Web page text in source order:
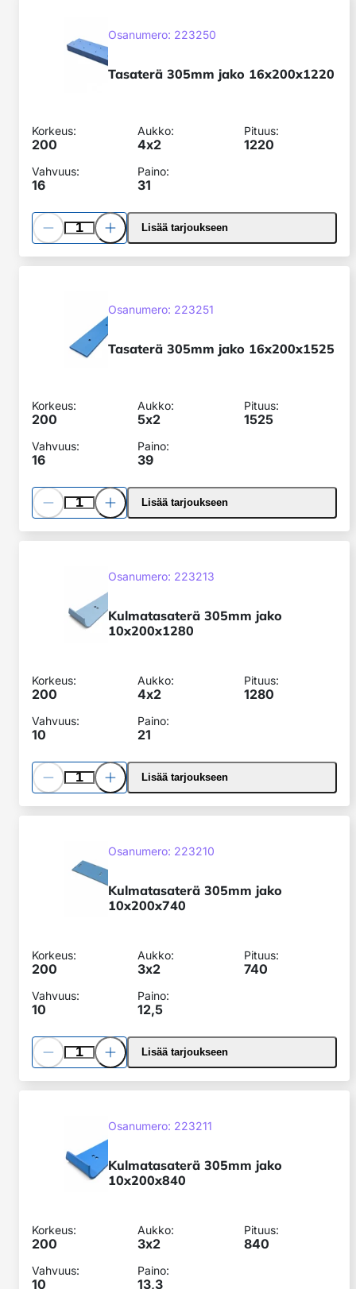
16x200x1220
SKU:
Osanumero: 223250
Tasaterä 305mm jako 16x200x1220
Korkeus:
200
Aukko:
4x2
Pituus:
1220
Vahvuus:
16
Paino:
31
Pienennä
määrää
Lisää
määrääLisää tarjoukseen
16x200x1525
SKU:
Osanumero: 223251
Tasaterä 305mm jako 16x200x1525
Korkeus:
200
Aukko:
5x2
Pituus:
1525
Vahvuus:
16
Paino:
39
Pienennä
määrää
Lisää
määrääLisää tarjoukseen
10x200x1280
SKU:
Osanumero: 223213
Kulmatasaterä 305mm jako
10x200x1280
Korkeus:
200
Aukko:
4x2
Pituus:
1280
Vahvuus:
10
Paino:
21
Pienennä
määrää
Lisää
määrääLisää tarjoukseen
10x200x740
SKU:
Osanumero: 223210
Kulmatasaterä 305mm jako
10x200x740
Korkeus:
200
Aukko:
3x2
Pituus:
740
Vahvuus:
10
Paino:
12,5
Pienennä
määrää
Lisää
määrääLisää tarjoukseen
10x200x840
SKU:
Osanumero: 223211
Kulmatasaterä 305mm jako
10x200x840
Korkeus:
200
Aukko:
3x2
Pituus:
840
Vahvuus:
10
Paino:
13,3